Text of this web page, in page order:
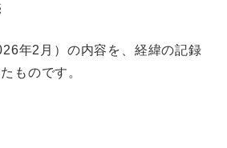
年2月）の内容を、経緯の記録
ものです。